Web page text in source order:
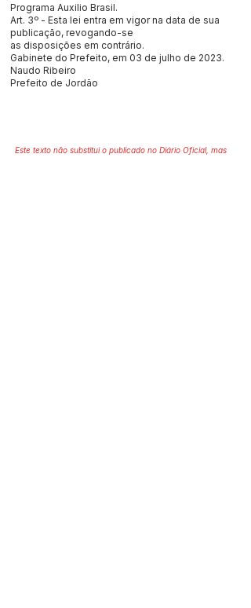
Programa Auxilio Brasil.
Art. 3º - Esta lei entra em vigor na data de sua
publicação, revogando-se
as disposições em contrário.
Gabinete do Prefeito, em 03 de julho de 2023.
Naudo Ribeiro
Prefeito de Jordão
Este texto não substitui o publicado no Diário Oficial, mas